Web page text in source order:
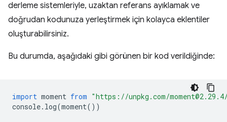
derleme sistemleriyle, uzaktan referans ayıklamak ve
doğrudan kodunuza yerleştirmek için kolayca eklentiler
oluşturabilirsiniz.
Bu durumda, aşağıdaki gibi görünen bir kod verildiğinde:
import moment from "https://unpkg.com/
console. log(moment())